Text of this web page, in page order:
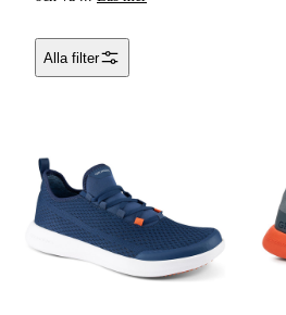
Huvudbonader
Underkläder &
Underställ
Byxor & Shorts
Alla filter